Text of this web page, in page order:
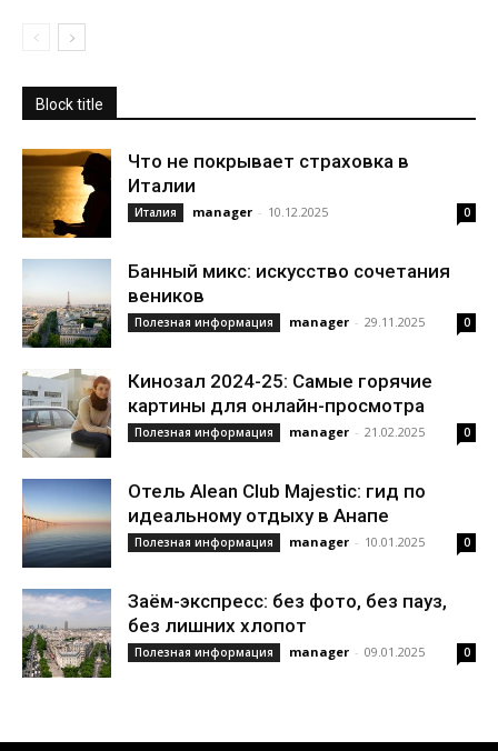
Block title
Что не покрывает страховка в
Италии
Италия manager - 10.12.2025 0
Банный микс: искусство сочетания
веников
Полезная информация manager - 29.11.2025 0
Кинозал 2024-25: Самые горячие
картины для онлайн-просмотра
Полезная информация manager - 21.02.2025 0
Отель Alean Club Majestic: гид по
идеальному отдыху в Анапе
Полезная информация manager - 10.01.2025 0
Заём-экспресс: без фото, без пауз,
без лишних хлопот
Полезная информация manager - 09.01.2025 0